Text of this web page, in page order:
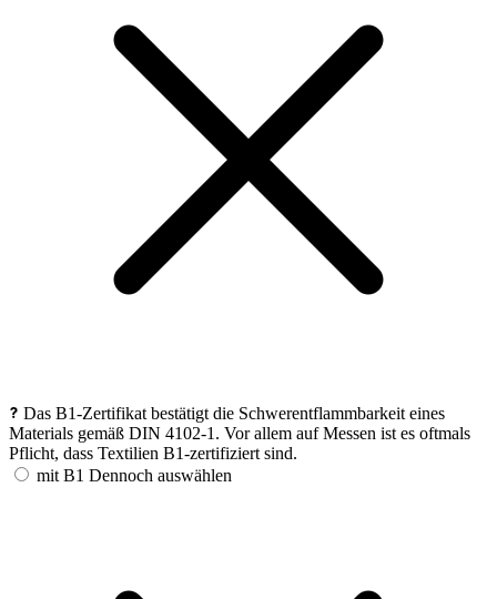
Das B1-Zertifikat bestätigt die Schwerentflammbarkeit eines
Materials gemäß DIN 4102-1. Vor allem auf Messen ist es oftmals
Pflicht, dass Textilien B1-zertifiziert sind.
mit B1 Dennoch auswählen